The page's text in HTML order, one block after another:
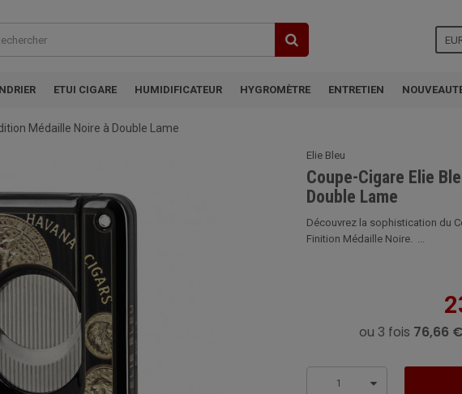
ETUI CIGARE HUMIDIFICATEUR HYGROMÈTRE ENTRETIEN
Médaille Noire à Double Lame
Elie Bleu
Coupe-Cigare Elie
Double Lame
Découvrez la sophistication du
Finition Médaille Noire. ...
1